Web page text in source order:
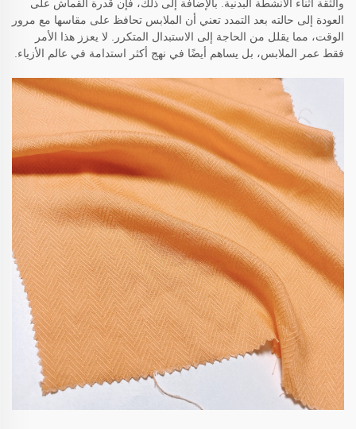
والثقة أثناء الأنشطة البدنية. بالإضافة إلى ذلك، فإن قدرة القماش على
العودة إلى حالته بعد التمدد تعني أن الملابس تحافظ على مقاسها مع مرور
الوقت، مما يقلل من الحاجة إلى الاستبدال المتكرر. لا يعزز هذا الأمر
فقط عمر الملابس، بل يساهم أيضًا في نهج أكثر استدامة في عالم الأزياء.